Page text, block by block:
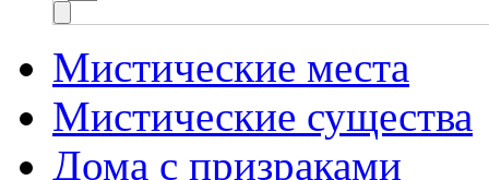
Мистические места
Мистические существа
Дома с призраками